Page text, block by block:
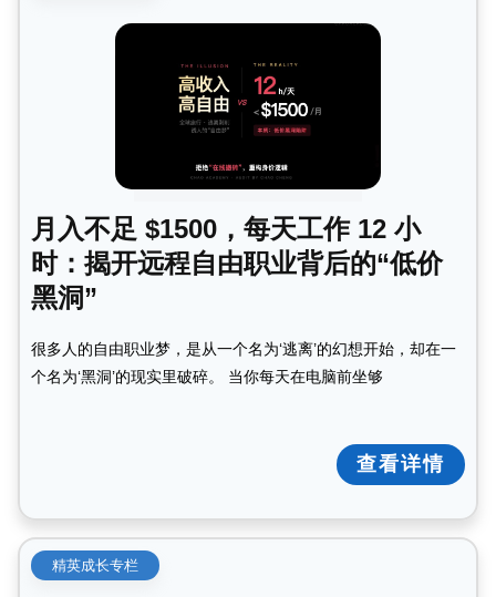
月入不足 $1500，每天工作 12 小
时：揭开远程自由职业背后的“低价
黑洞”
很多人的自由职业梦，是从一个名为‘逃离’的幻想开始，却在一
个名为‘黑洞’的现实里破碎。 当你每天在电脑前坐够
查看详情
精英成长专栏